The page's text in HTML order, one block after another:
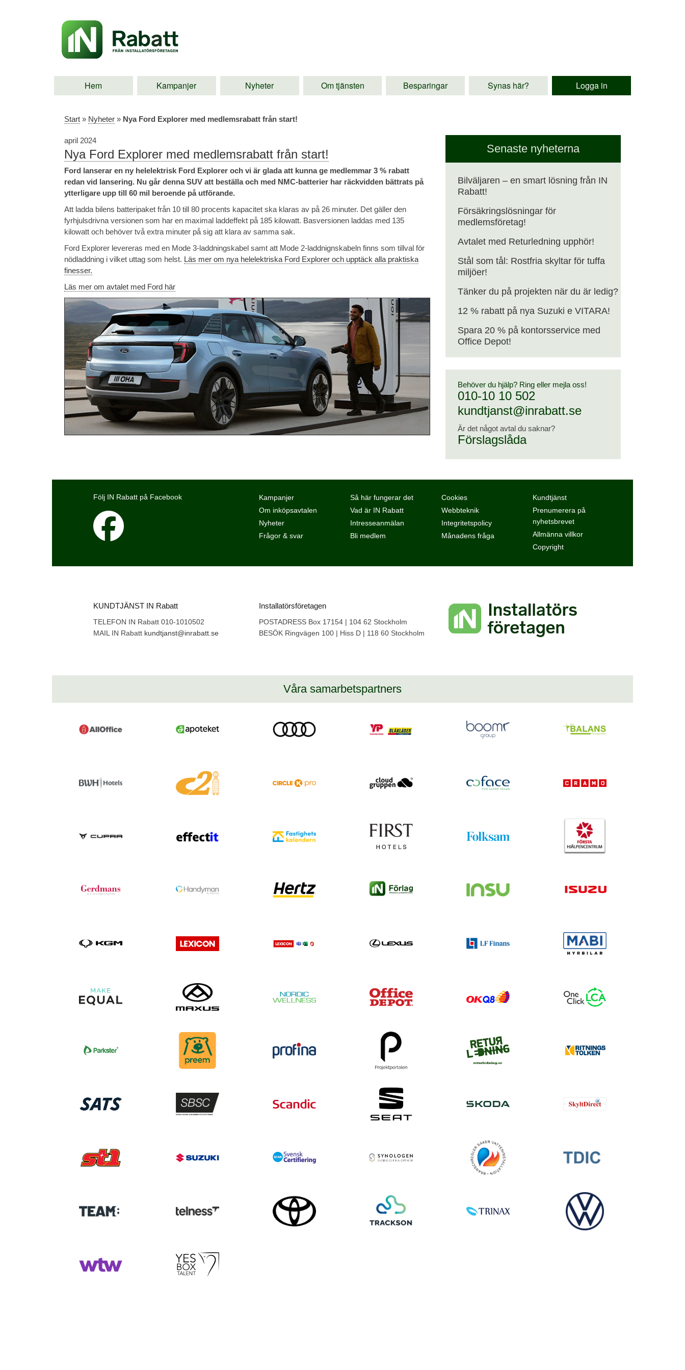
Hem Kampanjer Nyheter Om tjänsten Besparingar Synas här? Logga in
Start » Nyheter » Nya Ford Explorer med medlemsrabatt från start!
april 2024
Nya Ford Explorer med medlemsrabatt från start!
Ford lanserar en ny helelektrisk Ford Explorer och vi är glada att kunna ge medlemmar 3 % rabatt
redan vid lansering. Nu går denna SUV att beställa och med NMC-batterier har räckvidden bättrats på
ytterligare upp till 60 mil beroende på utförande.
Att ladda bilens batteripaket från 10 till 80 procents kapacitet ska klaras av på 26 minuter. Det gäller den
fyrhjulsdrivna versionen som har en maximal laddeffekt på 185 kilowatt. Basversionen laddas med 135
kilowatt och behöver två extra minuter på sig att klara av samma sak.
Ford Explorer levereras med en Mode 3-laddningskabel samt att Mode 2-laddnignskabeln finns som tillval för
nödladdning i vilket uttag som helst. Läs mer om nya helelektriska Ford Explorer och upptäck alla praktiska
finesser.
Läs mer om avtalet med Ford här
Senaste nyheterna
Bilväljaren – en smart lösning från IN
Rabatt!
Försäkringslösningar för
medlemsföretag!
Avtalet med Returledning upphör!
Stål som tål: Rostfria skyltar för tuffa
miljöer!
Tänker du på projekten när du är ledig?
12 % rabatt på nya Suzuki e VITARA!
Spara 20 % på kontorsservice med
Office Depot!
Behöver du hjälp? Ring eller mejla oss!
010-10 10 502
kundtjanst@inrabatt.se
Är det något avtal du saknar?
Förslagslåda
Följ IN Rabatt på Facebook
Kampanjer
Om inköpsavtalen
Nyheter
Frågor & svar
Så här fungerar det
Vad är IN Rabatt
Intresseanmälan
Bli medlem
Cookies
Webbteknik
Integritetspolicy
Månadens fråga
Kundtjänst
Prenumerera på
nyhetsbrevet
Allmänna villkor
Copyright
KUNDTJÄNST IN Rabatt
TELEFON IN Rabatt 010-1010502
MAIL IN Rabatt kundtjanst@inrabatt.se
Installatörsföretagen
POSTADRESS Box 17154 | 104 62 Stockholm
BESÖK Ringvägen 100 | Hiss D | 118 60 Stockholm
Våra samarbetspartners